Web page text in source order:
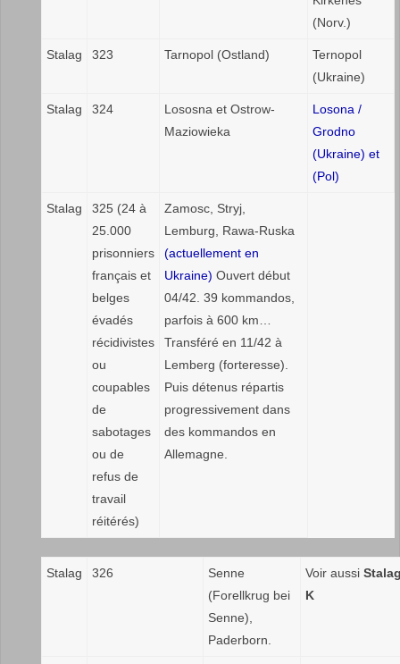
(Norv.)
Stalag 323 Tarnopol (Ostland)
Ternopol
(Ukraine)
Stalag 324
Lososna et Ostrow-
Maziowieka
Losona /
Grodno
(Ukraine) et
(Pol)
Stalag
325 (24 à
25.000
prisonniers
français et
belges
évadés
récidivistes
ou
coupables
de
sabotages
ou de
refus de
travail
réitérés)
Zamosc, Stryj,
Lemburg, Rawa-Ruska
(actuellement en
Ukraine) Ouvert début
04/42. 39 kommandos,
parfois à 600 km…
Transféré en 11/42 à
Lemberg (forteresse).
Puis détenus répartis
progressivement dans
des kommandos en
Allemagne.
Stalag 326
Senne
(Forellkrug bei
Senne),
Paderborn.
Voir aussi
K